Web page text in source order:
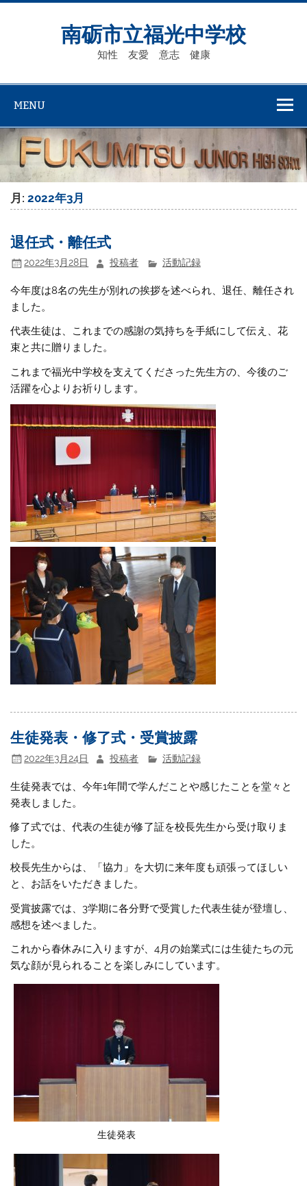
Skip
南砺市立福光中学校
知性 友愛 意志 健康
MENU
月:2022年3月
退任式・離任式
2022年3月28日 投稿者 活動記録
今年度は8名の先生が別れの挨拶を述べられ、退任、離任され
ました。
代表生徒は、これまでの感謝の気持ちを手紙にして伝え、花
束と共に贈りました。
これまで福光中学校を支えてくださった先生方の、今後のご
活躍を心よりお祈りします。
生徒発表・修了式・受賞披露
2022年3月24日 投稿者 活動記録
生徒発表では、今年1年間で学んだことや感じたことを堂々と
発表しました。
修了式では、代表の生徒が修了証を校長先生から受け取りま
した。
校長先生からは、「協力」を大切に来年度も頑張ってほしい
と、お話をいただきました。
受賞披露では、3学期に各分野で受賞した代表生徒が登壇し、
感想を述べました。
これから春休みに入りますが、4月の始業式には生徒たちの元
気な顔が見られることを楽しみにしています。
生徒発表